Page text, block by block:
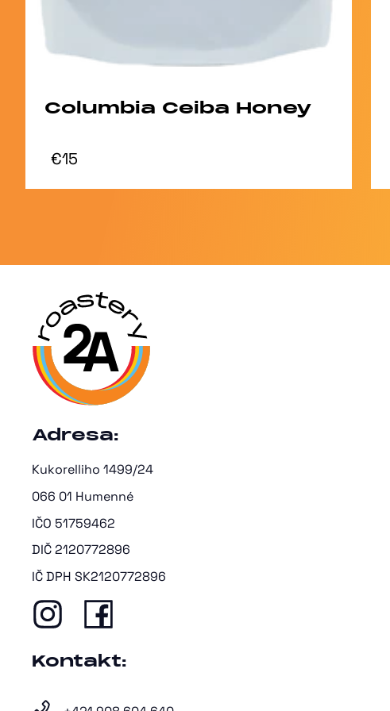
Columbia Ceiba Honey
€15
Adresa:
Kukorelliho 1499/24
066 01 Humenné
IČO 51759462
DIČ 2120772896
IČ DPH SK2120772896
Kontakt: